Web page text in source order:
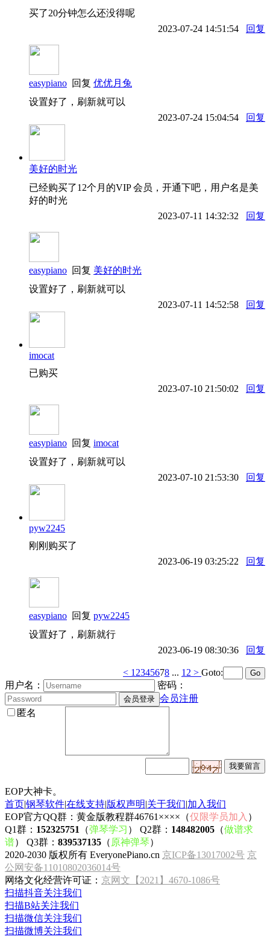
买了20分钟怎么还没得呢
2023-07-24 14:51:54
回复
easypiano 回复 优优月兔
设置好了，刷新就可以
2023-07-24 15:04:54
回复
美好的时光
已经购买了12个月的VIP 会员，开通下吧，用户名是美
好的时光
2023-07-11 14:32:32
回复
easypiano 回复 美好的时光
设置好了，刷新就可以
2023-07-11 14:52:58
回复
imocat
已购买
2023-07-10 21:50:02
回复
easypiano 回复 imocat
设置好了，刷新就可以
2023-07-10 21:53:30
回复
pyw2245
刚刚购买了
2023-06-19 03:25:22
回复
easypiano 回复 pyw2245
设置好了，刷新就行
2023-06-19 08:30:36
回复
< 1 2345678 ... 12 > Goto:
用户名：
密码：
会员注册
匿名
EOP大神卡。
首页|钢琴软件|在线支持|版权声明|关于我们|加入我们
EOP官方QQ群：黄金版教程群46761××××（仅限学员加入 ）
Q1群： 152325751 （弹琴学习 ） Q2群： 148482005 （做谱求
谱） Q3群： 839537135 （ 原神弹琴）
2020-2030 版权所有 EveryonePiano.cn 京ICP备13017002号 京
公网安备11010802036014号
网络文化经营许可证： 京网文【2021】4670-1086号
扫描抖音关注我们
扫描B站关注我们
扫描微信关注我们
扫描微博关注我们